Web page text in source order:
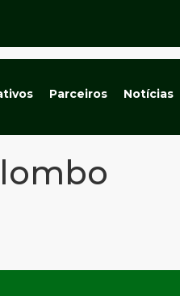
Parceiros Notícias